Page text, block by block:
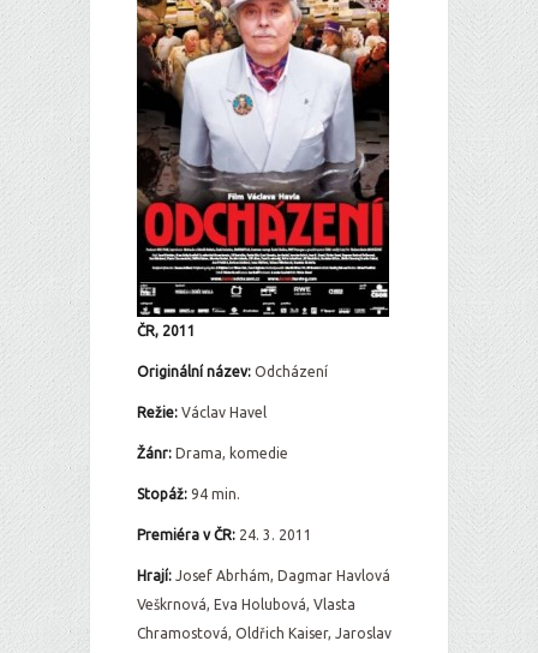
ČR, 2011
Originální název: Odcházení
Režie: Václav Havel
Žánr: Drama, komedie
Stopáž: 94 min.
Premiéra v ČR: 24. 3. 2011
Hrají: Josef Abrhám, Dagmar Havlová
Veškrnová, Eva Holubová, Vlasta
Chramostová, Oldřich Kaiser, Jaroslav